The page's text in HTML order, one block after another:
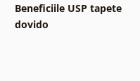
Beneficiile USP tapete
dovido